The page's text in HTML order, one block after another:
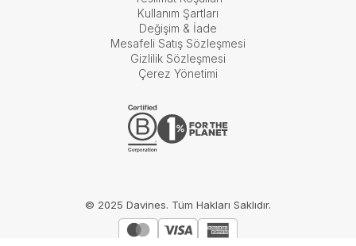
Kullanım Şartları
Değişim & İade
Mesafeli Satış Sözleşmesi
Gizlilik Sözleşmesi
Çerez Yönetimi
© 2025 Davines. Tüm Hakları Saklıdır.